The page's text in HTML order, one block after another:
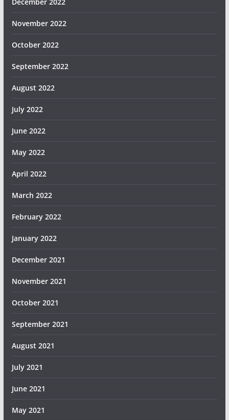
November 2022
October 2022
September 2022
August 2022
July 2022
June 2022
May 2022
April 2022
March 2022
February 2022
January 2022
December 2021
November 2021
October 2021
September 2021
August 2021
July 2021
June 2021
May 2021